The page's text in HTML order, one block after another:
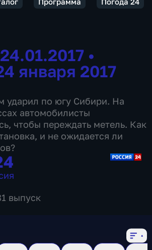
•
января 2017
ударил по югу Сибири. На
автомобилисты
чтобы переждать метель. Как
и не ожидается ли
выпуск